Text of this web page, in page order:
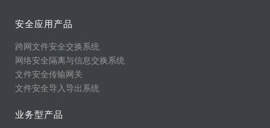
安全应用产品
跨网文件安全交换系统
网络安全隔离与信息交换系统
文件安全传输网关
文件安全导入导出系统
业务型产品